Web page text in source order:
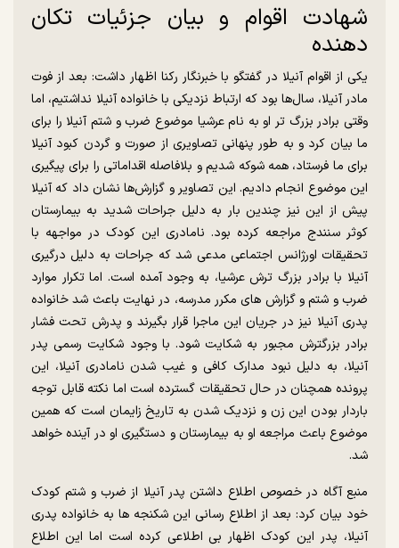
شهادت اقوام و بیان جزئیات تکان‌
دهنده
یکی از اقوام آنیلا در گفتگو با خبرنگار رکنا اظهار داشت: بعد از فوت
مادر آنیلا، سال‌ها بود که ارتباط نزدیکی با خانواده آنیلا نداشتیم، اما
وقتی برادر بزرگ‌ تر او به نام عرشیا موضوع ضرب و شتم آنیلا را برای
ما بیان کرد و به طور پنهانی تصاویری از صورت و گردن کبود آنیلا
برای ما فرستاد، همه شوکه شدیم و بلافاصله اقداماتی را برای پیگیری
این موضوع انجام دادیم. این تصاویر و گزارش‌ها نشان داد که آنیلا
پیش از این نیز چندین بار به دلیل جراحات شدید به بیمارستان
کوثر سنندج مراجعه کرده بود. نامادری این کودک در مواجهه با
تحقیقات اورژانس اجتماعی مدعی شد که جراحات به دلیل درگیری
آنیلا با برادر بزرگ‌ ترش عرشیا، به وجود آمده است. اما تکرار موارد
ضرب و شتم و گزارش‌ های مکرر مدرسه، در نهایت باعث شد خانواده
پدری آنیلا نیز در جریان این ماجرا قرار بگیرند و پدرش تحت فشار
برادر بزرگترش مجبور به شکایت شود. با وجود شکایت رسمی پدر
آنیلا، به دلیل نبود مدارک کافی و غیب شدن نامادری آنیلا، این
پرونده همچنان در حال تحقیقات گسترده است اما نکته قابل توجه
باردار بودن این زن و نزدیک شدن به تاریخ زایمان است که همین
موضوع باعث مراجعه او به بیمارستان و دستگیری او در آینده خواهد
شد.
منبع آگاه در خصوص اطلاع داشتن پدر آنیلا از ضرب و شتم کودک
خود بیان کرد: بعد از اطلاع رسانی این شکنجه ها به خانواده پدری
آنیلا، پدر این کودک اظهار بی اطلاعی کرده است اما این اطلاع